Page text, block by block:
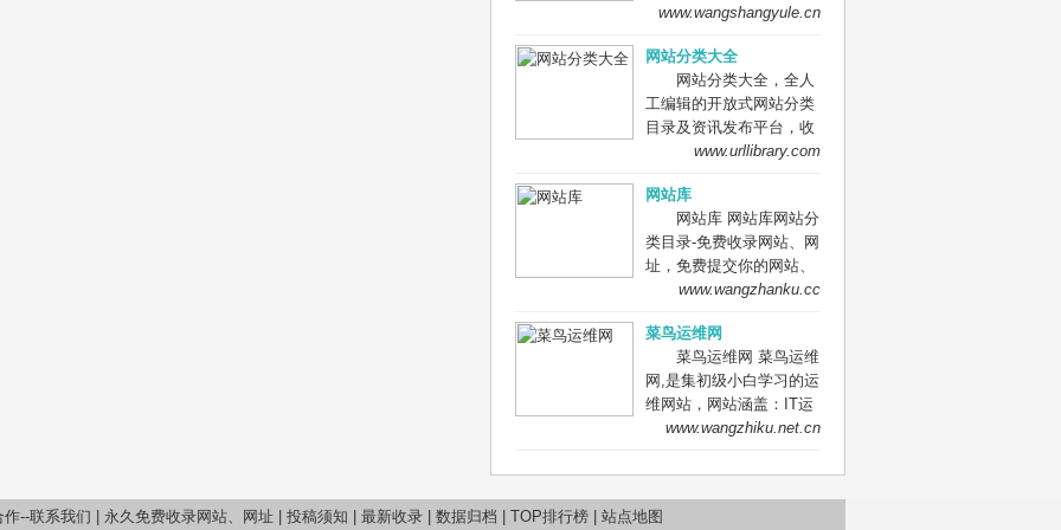
收录网站、网址，免费提
www.wangshangyule.cn
网站分类大全
网站分类大全，全人
工编辑的开放式网站分类
目录及资讯发布平台，收
录国内外、各行业优秀网
分类目录网站检索、优秀
网站目录参考、网站优化
推广及互联网资讯服务。
www.urllibrary.com
网站库
网站库 网站库网站分
类目录-免费收录网站、网
址，免费提交你的网站、
网址到网站库,网站免费收
口,网站网址大全，
www.wangzhanku.cc
菜鸟运维网
菜鸟运维网 菜鸟运维
网,是集初级小白学习的运
维网站，网站涵盖：IT运
维,系统运维
络运维,开源CMS,IT规章
制度,科技信息等。
www.wangzhiku.net.cn
作--联系我们 永久免费收录网站、网址 投稿须知 最新收录| 数据归档 TOP排行榜| 站点地图